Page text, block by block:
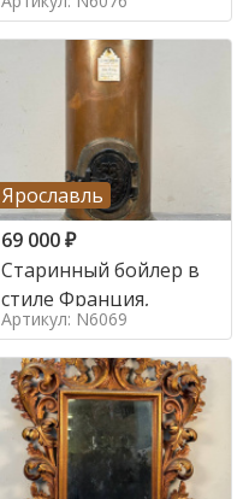
Луи 16, Италия,
Ярославль
69 000₽
Старинный бойлер в
стиле Франция,
Артикул: N6069